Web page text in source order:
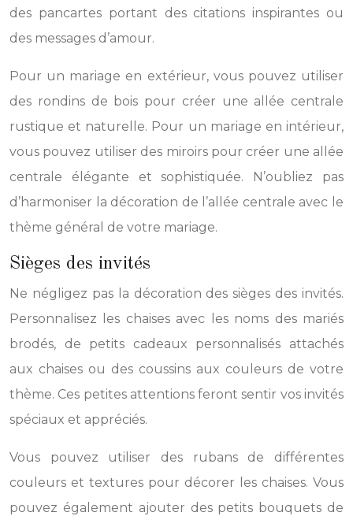
des pancartes portant des citations inspirantes ou
des messages d’amour.
Pour un mariage en extérieur, vous pouvez utiliser
des rondins de bois pour créer une allée centrale
rustique et naturelle. Pour un mariage en intérieur,
vous pouvez utiliser des miroirs pour créer une allée
centrale élégante et sophistiquée. N’oubliez pas
d’harmoniser la décoration de l’allée centrale avec le
thème général de votre mariage.
Sièges des invités
Ne négligez pas la décoration des sièges des invités.
Personnalisez les chaises avec les noms des mariés
brodés, de petits cadeaux personnalisés attachés
aux chaises ou des coussins aux couleurs de votre
thème. Ces petites attentions feront sentir vos invités
spéciaux et appréciés.
Vous pouvez utiliser des rubans de différentes
couleurs et textures pour décorer les chaises. Vous
pouvez également ajouter des petits bouquets de